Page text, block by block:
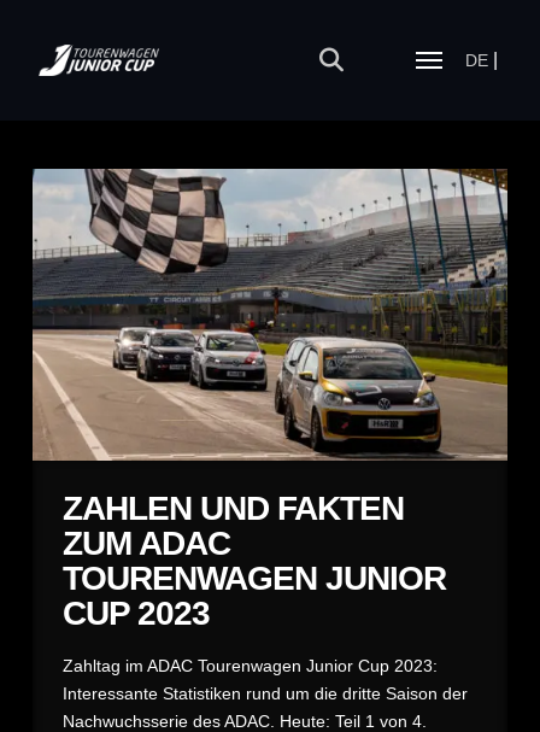
DE
ZAHLEN UND FAKTEN
ZUM ADAC
TOURENWAGEN JUNIOR
CUP 2023
Zahltag im ADAC Tourenwagen Junior Cup 2023:
Interessante Statistiken rund um die dritte Saison der
Nachwuchsserie des ADAC. Heute: Teil 1 von 4.